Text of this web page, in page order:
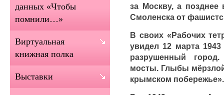
за Москву, а
Смоленска от
В своих «Рабочих
увидел 12 марта
разрушенный
мосты. Глыбы
крымском побережье».
данных «Чтобы
помнили…»
Виртуальная
книжная полка
Выставки